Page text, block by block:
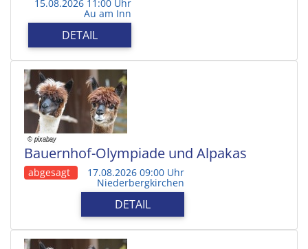
15.08.2026 11:00 Uhr
Au am Inn
DETAIL
Bauernhof-Olympiade und Alpakas
abgesagt 17.08.2026 09:00 Uhr
Niederbergkirchen
DETAIL